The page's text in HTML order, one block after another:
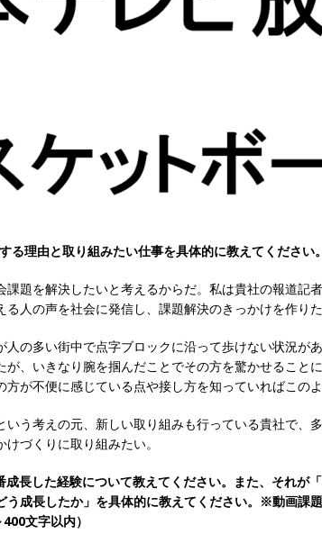
部品製造メーカー ｜ 賞与前年度実績6.5ヵ月・平均6ヶ月以上 ｜
体育会積極採用企業
[ 2026年5月14日 ]
【 28卒 】 NTTドコモグループと電通グルー
速く、高い成長を求める人には超魅力的な挑戦環境!! ｜ 日本で初
[ 2026年5月14日 ] 【 28卒 ｜ 体験型インターンシップ 】スタ
機関向け広告・人材営業 ｜ 未経験からコンサル、マーケティン
｜ 土日祝休み ｜ 年間休日124日 ｜ ギミック
体育会積極採用企
[ 2026年5月14日 ] 【 28卒 ｜ 不動産・営業を知れる仕事体験開
知名度抜群の総合不動産会社 ｜ マンション販売戸数近畿圏第3位
[ 2026年5月14日 ] 【 28卒 ｜ 30分のオンライン業界研究・企業
ビス機関 ｜ BtoBtoCの代理店営業 ｜ 20代で年収1,000万円目指
日以上 ｜ ジブラルタ生命
体育会積極採用企業
る理由と取り組みたい仕事を具体的に教えてください
課題を解決したいと考えるからだ。私は貴社の報道記
る人の声を社会に発信し、課題解決のきっかけを作りた
人の多い街中で点字ブロックに沿って歩けない状況が
が、いきなり腕を掴んだことでその方を驚かせること
方が不便に感じている点や接し方を知っていればこの
いう考えの元、新しい取り組みも行っている貴社で、
づくりに取り組みたい。
成長した経験について教えてください。また、それが
う成長したか」を具体的に教えてください。※動画課
文字以内）